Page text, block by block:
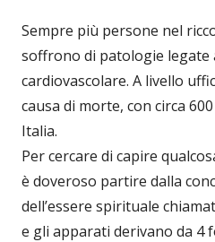
Sempre più persone nel
soffrono di patologie legate
cardiovascolare. A livello
causa di morte, con circa
Italia.
Per cercare di capire
è doveroso partire dalla
dell’essere spirituale
e gli apparati derivano da 4